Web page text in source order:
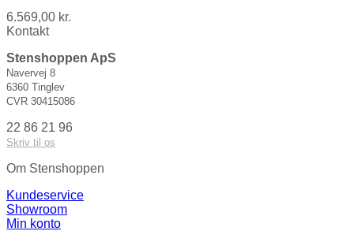
6.569,00 kr.
Kontakt
Stenshoppen ApS
Navervej 8
6360 Tinglev
CVR 30415086
22 86 21 96
Skriv til os
Om Stenshoppen
Kundeservice
Showroom
Min konto